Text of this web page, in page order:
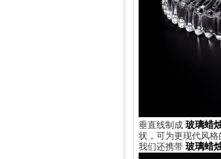
垂直线制成 玻璃蜡
状，可为更现代风
我们还携带 玻璃蜡